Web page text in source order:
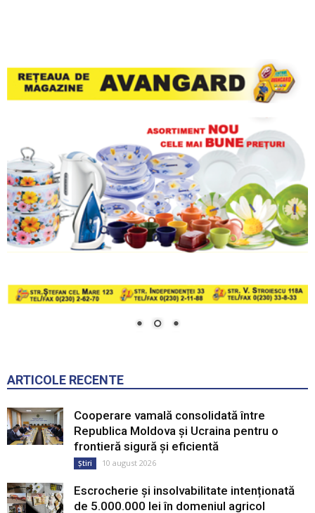
ARTICOLE RECENTE
Cooperare vamală consolidată între
Republica Moldova și Ucraina pentru o
frontieră sigură și eficientă
Știri 10 august 2026
Escrocherie și insolvabilitate intenționată
de 5.000.000 lei în domeniul agricol